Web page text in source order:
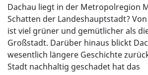
Dachau liegt in der Metropolregion
Schatten der Landeshauptstadt?
ist viel grüner und gemütlicher als
Großstadt. Darüber hinaus blickt
wesentlich längere Geschichte
Stadt nachhaltig geschadet hat das